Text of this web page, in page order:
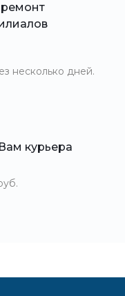
ремонт
несколько дней.
курьера